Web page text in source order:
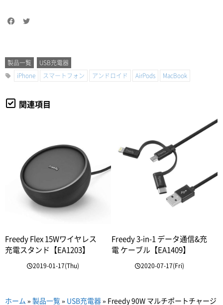
製品一覧 USB充電器
iPhone スマートフォン アンドロイド AirPods MacBook
関連項目
Freedy Flex 15Wワイヤレス
充電スタンド【EA1203】
2019-01-17(Thu)
Freedy 3-in-1 データ通信&充
電 ケーブル【EA1409】
2020-07-17(Fri)
ホーム » 製品一覧 » USB充電器 » Freedy 90W マルチポートチャージ